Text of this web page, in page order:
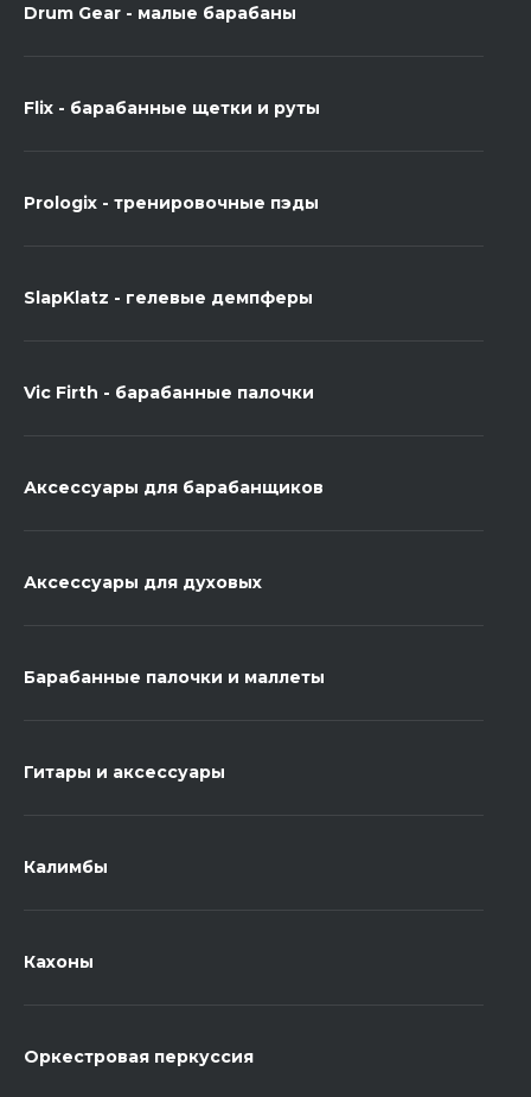
Drum Gear - малые барабаны
Flix - барабанные щетки и руты
Prologix - тренировочные пэды
SlapKlatz - гелевые демпферы
Vic Firth - барабанные палочки
Аксессуары для барабанщиков
Аксессуары для духовых
Барабанные палочки и маллеты
Гитары и аксессуары
Калимбы
Кахоны
Оркестровая перкуссия